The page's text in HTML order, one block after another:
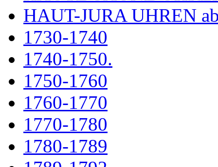
HAUT-JURA UHREN
1730-1740
1740-1750.
1750-1760
1760-1770
1770-1780
1780-1789